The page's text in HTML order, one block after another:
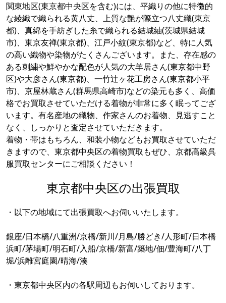
関東地区(東京都中央区を含む)には、平織りの他に特徴的
な綾織で織られる黄八丈、上質な艶が際立つ八丈織(東京
都)、真綿を手紡ぎした糸で織られる結城紬(茨城県結城
市)、東京友禅(東京都)、江戸小紋(東京都)など、特に人気
の高い織物や染物がたくさんございます。また、存在感の
ある刺繍や鮮やかな配色が人気の大羊居さん(東京都中野
区)や大彦さん(東京都)、一竹辻ヶ花工房さん(東京都小平
市)、京屋林蔵さん(群馬県高崎市)などの染元も多く、高価
格でお買取させていただける着物が非常に多く眠ってござ
います。有名産地の織物、作家さんのお着物、見逃すこと
なく、しっかりと査定させていただきます。
着物・帯はもちろん、和装小物などもお買取させていただ
きますので、東京都中央区の着物買取もぜひ、京都高級呉
服買取センターにご相談ください！
東京都中央区の出張買取
・以下の地域にて出張買取へお伺いいたします。
銀座/日本橋/八重洲/京橋/新川/月島/勝どき/人形町/日本橋
浜町/茅場町/明石町/入船/京橋/新富/築地/佃/豊海町/八丁
堀/浜離宮庭園/晴海/湊
・東京都中央区内の各駅周辺もお伺いしております。